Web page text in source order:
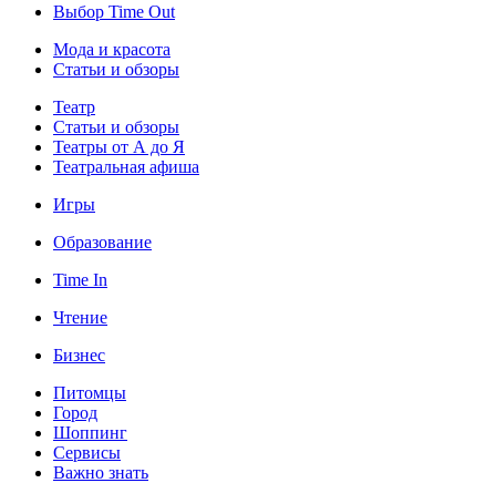
Выбор Time Out
Мода и красота
Статьи и обзоры
Театр
Статьи и обзоры
Театры от А до Я
Театральная афиша
Игры
Образование
Time In
Чтение
Бизнес
Питомцы
Город
Шоппинг
Сервисы
Важно знать